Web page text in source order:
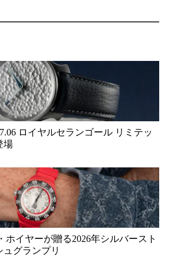
ロイヤルセランゴール リミテッ
場
ホイヤーが贈る2026年シルバースト
グランプリ